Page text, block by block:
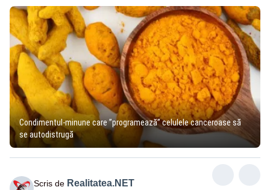
Condimentul-minune care ”programează” celulele canceroase să
se autodistrugă
Scris de Realitatea.NET